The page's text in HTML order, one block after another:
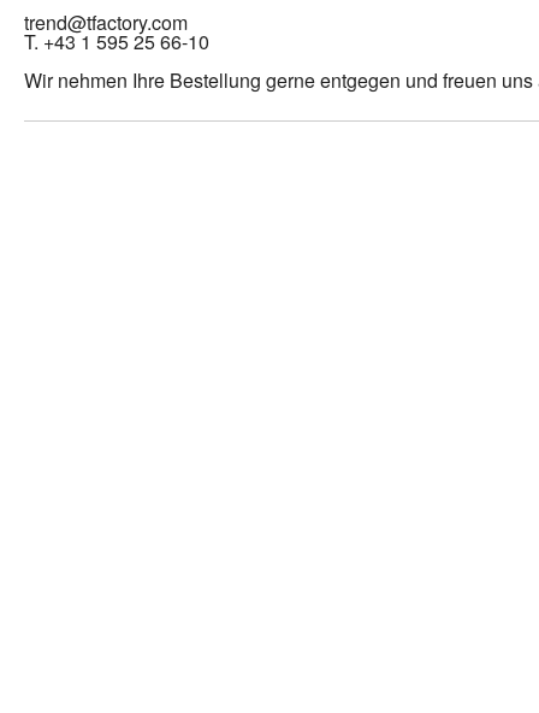
trend@tfactory.com
T. +43 1 595 25 66-10
Wir nehmen Ihre Bestellung gerne entgegen und freuen